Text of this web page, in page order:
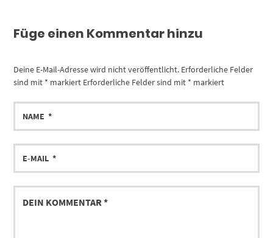
Füge einen Kommentar hinzu
Deine E-Mail-Adresse wird nicht veröffentlicht. Erforderliche Felder
sind mit * markiert Erforderliche Felder sind mit * markiert